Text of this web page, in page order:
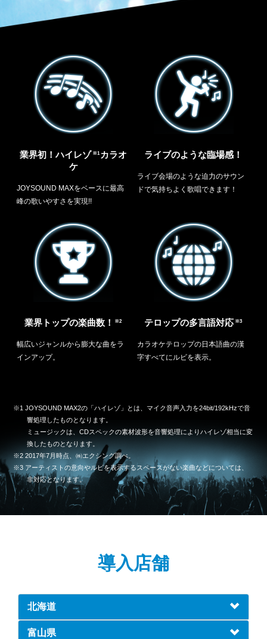
業界初！ハイレゾ ※1 カラオ
ケ
JOYSOUND MAXをベースに最高
峰の歌いやすさを実現!!
ライブのような臨場感！
ライブ会場のような迫力のサウン
ドで気持ちよく歌唱できます！
業界トップの楽曲数！ ※2
幅広いジャンルから膨大な曲をラ
インアップ。
テロップの多言語対応 ※3
カラオケテロップの日本語曲の漢
字すべてにルビを表示。
※1 JOYSOUND MAX2の「ハイレゾ」とは、マイク音声入力を24bit/192kHzで音
響処理したものとなります。
ミュージックは、CDスペックの素材波形を音響処理によりハイレゾ相当に変
換したものとなります。
※2 2017年7月時点、㈱エクシング調べ。
※3 アーティストの意向やルビを表示するスペースがない楽曲などについては、
非対応となります。
導入店舗
北海道
富山県